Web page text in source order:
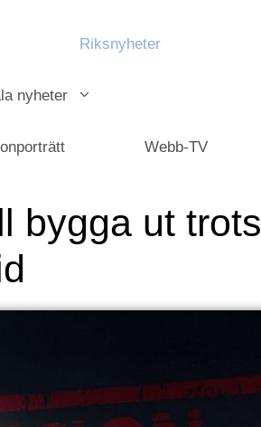
Riksnyheter
nyheter
Webb-TV
bygga ut trots